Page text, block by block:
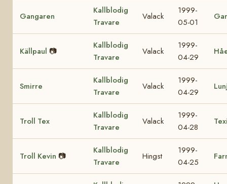
Gangaren
Kallblodig
Travare
Valack
1999-
05-01
Källpaul 📷
Kallblodig
Travare
Valack
1999-
04-29
Smirre
Kallblodig
Travare
Valack
1999-
04-29
Troll Tex
Kallblodig
Travare
Valack
1999-
04-28
Troll Kevin 📷
Kallblodig
Travare
Hingst
1999-
04-25